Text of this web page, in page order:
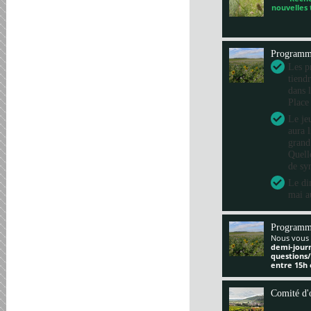
nouvelles
Les
dans
Le
aura
de
Le
mai
Nous
demi-
entre 15h
Comité